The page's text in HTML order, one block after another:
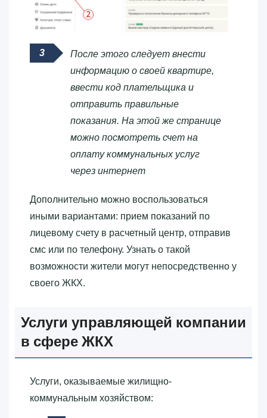
После этого следует внести
информацию о своей квартире,
ввести код плательщика и
отправить правильные
показания. На этой же странице
можно посмотреть счет на
оплату коммунальных услуг
через интернет
Дополнительно можно воспользоваться
иными вариантами: прием показаний по
лицевому счету в расчетный центр, отправив
смс или по телефону. Узнать о такой
возможности жители могут непосредственно у
своего ЖКХ.
Услуги управляющей компании
в сфере ЖКХ
Услуги, оказываемые жилищно-
коммунальным хозяйством: